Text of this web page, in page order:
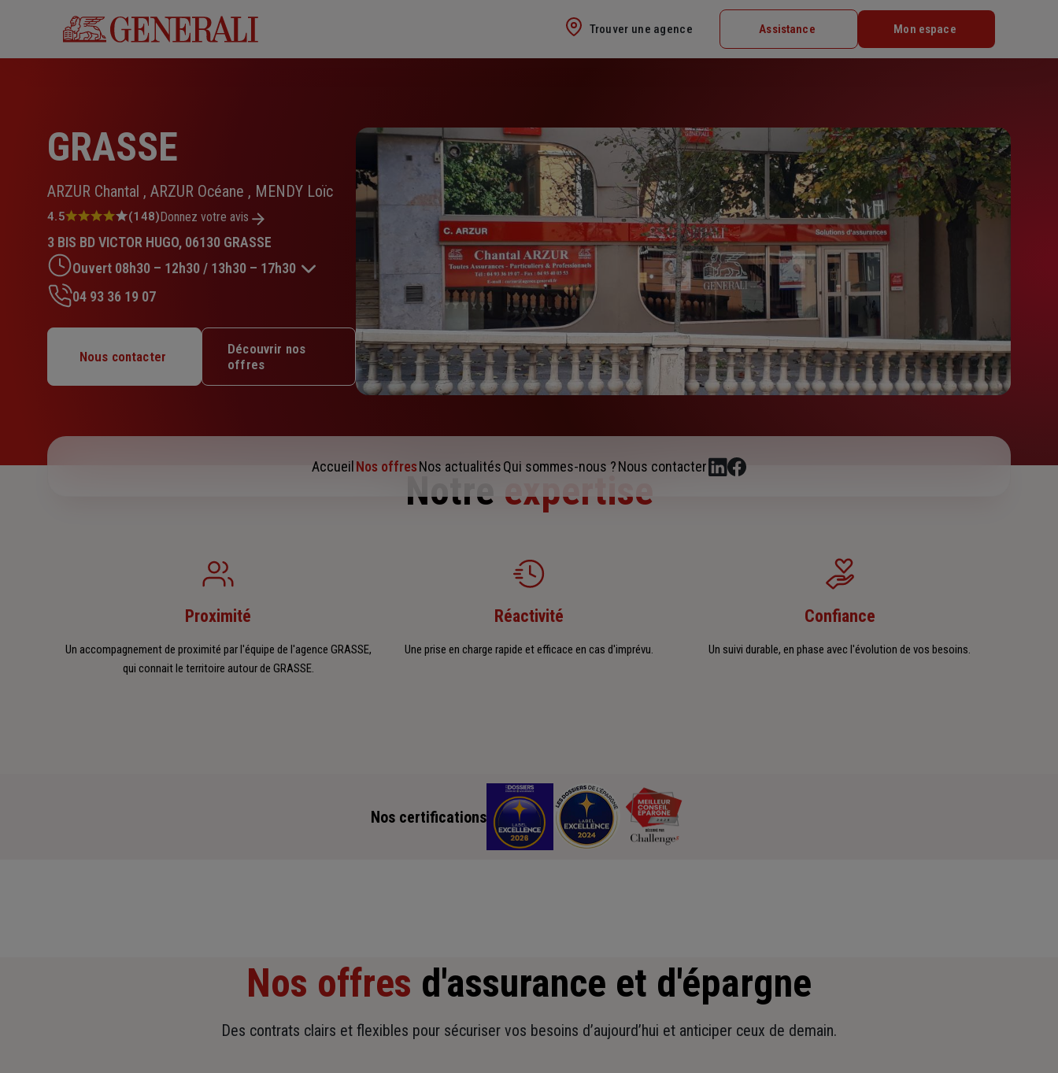
Trouver une agence Assistance Mon espace
GRASSE
ARZUR Chantal , ARZUR Océane , MENDY Loïc
Note
4.5
sur
5
étoiles
4.5 (148)Donnez votre avis
3 BIS BD VICTOR HUGO, 06130 GRASSE
Ouvert 08h30 – 12h30 / 13h30 – 17h30
Mardi : 08h30 – 12h30 / 13h30 – 17h30
Mercredi : 08h30 – 12h30 / 13h30 – 17h30
Jeudi : 08h30 – 12h30 / 13h30 – 17h30
04 93 36 19 07
Nous contacter
Découvrir nos
offres
Accueil Nos offresNos actualitésQui sommes-nous ?Nous contacter
Notre expertise
Proximité
Un accompagnement de proximité par l'équipe de l'agence GRASSE,
qui connait le territoire autour de GRASSE.
Réactivité
Une prise en charge rapide et efficace en cas d'imprévu.
Confiance
Un suivi durable, en phase avec l'évolution de vos besoins.
Nos certifications
Nos offres d'assurance et d'épargne
Des contrats clairs et flexibles pour sécuriser vos besoins d’aujourd’hui et anticiper ceux de demain.